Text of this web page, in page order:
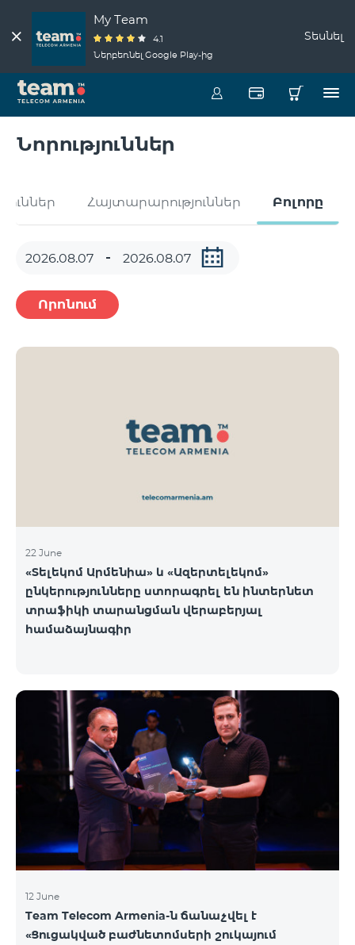
My Team
4.1
Ներբեռնել Google Play-ից
Տեսնել
Նորություններ
Հայտարարություններ Բոլորը
Որոնում
22 June
«Տելեկոմ Արմենիա» և «Ազերտելեկոմ»
ընկերությունները ստորագրել են ինտերնետ
տրաֆիկի տարանցման վերաբերյալ
համաձայնագիր
12 June
Team Telecom Armenia-ն ճանաչվել է
«Ցուցակված բաժնետոմսերի շուկայում